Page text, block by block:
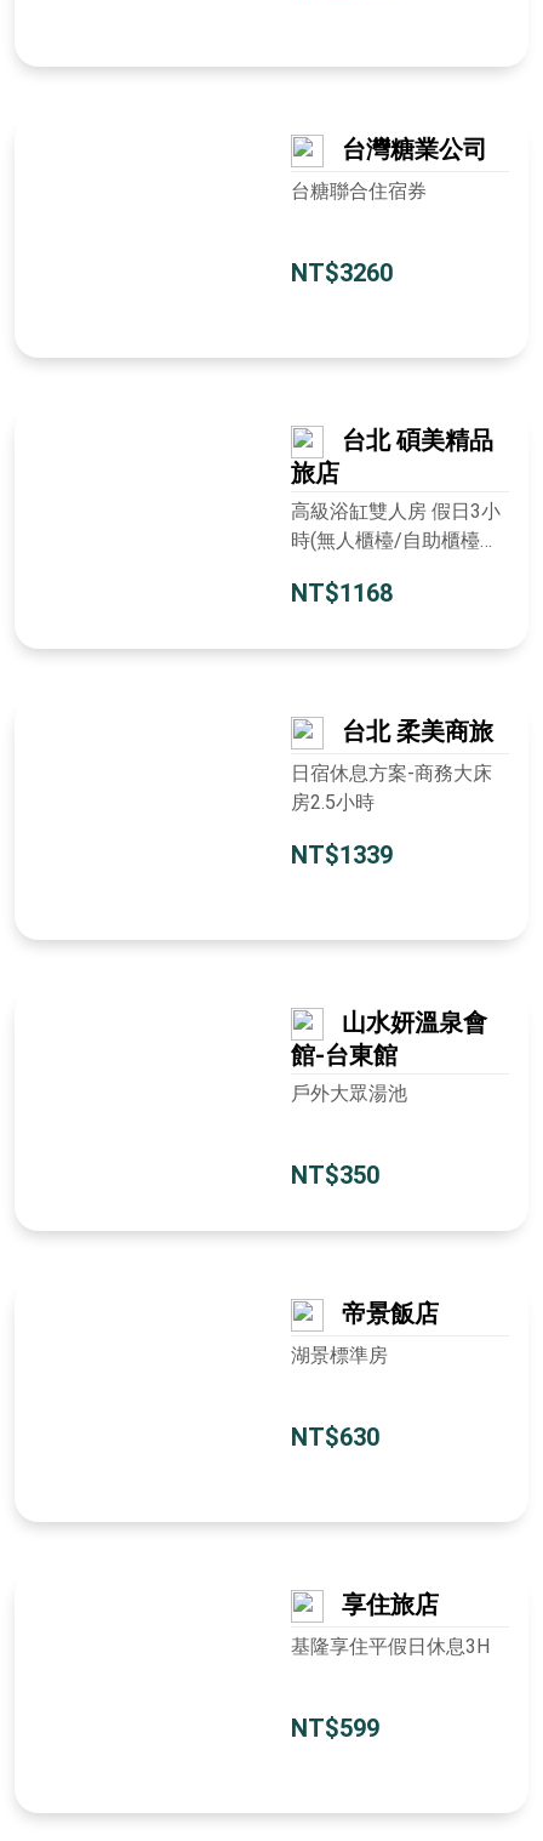
台灣糖業公司
台糖聯合住宿券
NT$3260
台北 碩美精品
旅店
高級浴缸雙人房 假日3小
時(無人櫃檯/自助櫃檯機
NT$1168
台北 柔美商旅
日宿休息方案-商務大床
房2.5小時
NT$1339
山水妍溫泉會
館-台東館
戶外大眾湯池
NT$350
帝景飯店
湖景標準房
NT$630
享住旅店
基隆享住平假日休息3H
NT$599